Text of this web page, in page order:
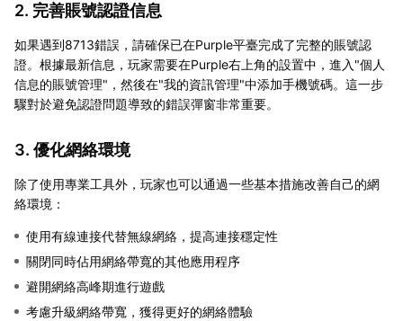
2. 完善賬號認證信息
如果遇到8713錯誤，請確保已在Purple平臺完成了完整的賬號認
證。根據最新信息，玩家需要在Purple右上角的設置中，進入"個人
信息的賬號管理"，然後在"我的資訊管理"中添加手機號碼。這一步
驟對於避免認證問題導致的錯誤彈窗非常重要。
3. 優化網絡環境
除了使用專業工具外，玩家也可以通過一些基本措施改善自己的網
絡環境：
使用有線連接代替無線網絡，提高連接穩定性
關閉同時佔用網絡帶寬的其他應用程序
避開網絡高峰期進行遊戲
考慮升級網絡帶寬，獲得更好的網絡體驗